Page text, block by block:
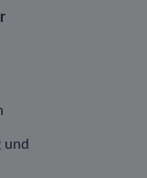
und